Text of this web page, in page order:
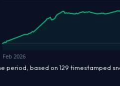
Feb 2026
based on 129 timestamped